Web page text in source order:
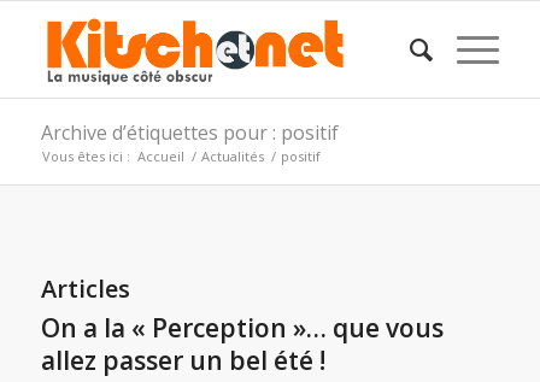
Archive d’étiquettes pour : positif
Vous êtes ici : Accueil / Actualités / positif
Articles
On a la « Perception »… que vous
allez passer un bel été !